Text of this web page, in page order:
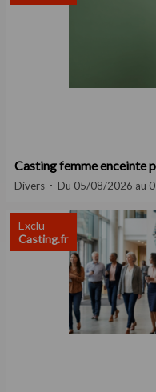
Casting femme enceinte
Divers Du 05/08/2026 au
Exclu
Casting.fr